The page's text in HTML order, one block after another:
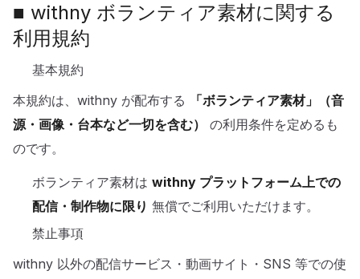
■ withny ボランティア素材に関する
利用規約
基本規約
本規約は、withny が配布する
「ボランティア素材」（音
源・画像・台本など一切を含む）
の利用条件を定めるも
のです。
ボランティア素材は withny プラットフォーム上での
配信・制作物に限り 無償でご利用いただけます。
禁止事項
withny 以外の配信サービス・動画サイト・SNS 等での使